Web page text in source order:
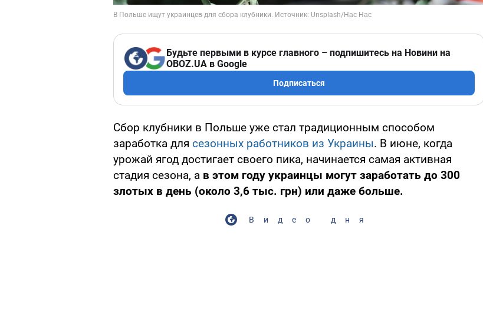
Будьте первыми в курсе главного – подпишитесь на Новини на
OBOZ.UA в Google
Подписаться
Сбор клубники в Польше уже стал традиционным способом
заработка для сезонных работников из Украины. В июне, когда
урожай ягод достигает своего пика, начинается самая активная
стадия сезона, а в этом году украинцы могут заработать до 300
злотых в день (около 3,6 тыс. грн) или даже больше.
Видео дня